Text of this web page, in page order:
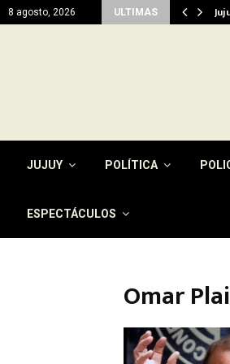
8 agosto, 2026 ULTIMAS
JUJUY POLÍTICA
ESPECTÁCULOS
Omar